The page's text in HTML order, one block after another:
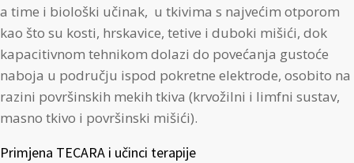
a time i biološki učinak, u tkivima s najvećim otporom
kao što su kosti, hrskavice, tetive i duboki mišići, dok
kapacitivnom tehnikom dolazi do povećanja gustoće
naboja u području ispod pokretne elektrode, osobito na
razini površinskih mekih tkiva (krvožilni i limfni sustav,
masno tkivo i površinski mišići).
Primjena TECARA i učinci terapije